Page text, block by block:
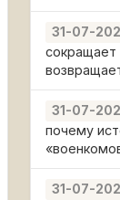
31-07-
сокращает
31-07-
почему
31-07-